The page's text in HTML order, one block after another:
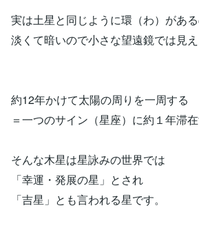
実は土星と同じように環（わ）があ
淡くて暗いので小さな望遠鏡では見え
約12年かけて太陽の周りを一周する
＝一つのサイン（星座）に約１年滞
そんな木星は星詠みの世界では
「幸運・発展の星」とされ
「吉星」とも言われる星です。